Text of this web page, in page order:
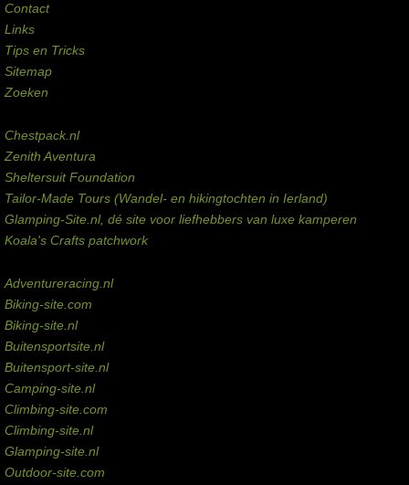
Contact
Links
Tips en Tricks
Sitemap
Zoeken
Chestpack.nl
Zenith Aventura
Sheltersuit Foundation
Tailor-Made Tours (Wandel- en hikingtochten in Ierland)
Glamping-Site.nl, dé site voor liefhebbers van luxe kamperen
Koala's Crafts patchwork
Adventureracing.nl
Biking-site.com
Biking-site.nl
Buitensportsite.nl
Buitensport-site.nl
Camping-site.nl
Climbing-site.com
Climbing-site.nl
Glamping-site.nl
Outdoor-site.com